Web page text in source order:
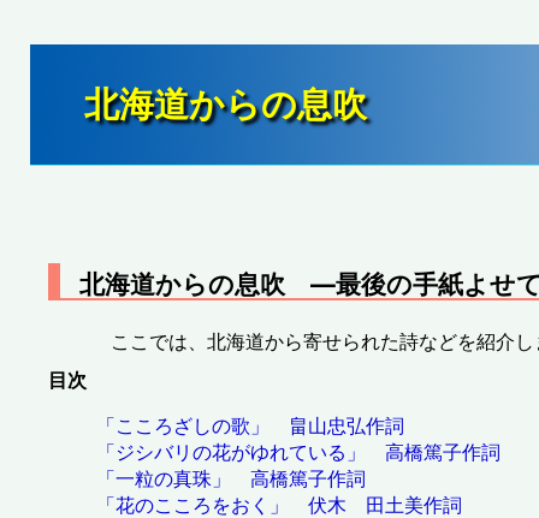
北海道からの息吹
北海道からの息吹 ―最後の手紙よせ
ここでは、北海道から寄せられた詩などを紹介し
目次
「こころざしの歌」 畠山忠弘作詞
「ジシバリの花がゆれている」 高橋篤子作詞
「一粒の真珠」 高橋篤子作詞
「花のこころをおく」 伏木 田土美作詞